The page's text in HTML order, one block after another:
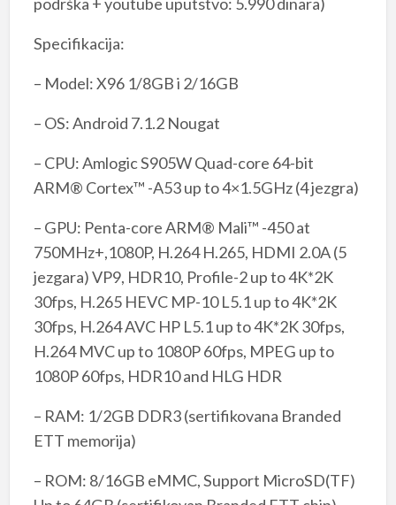
Specifikacija:
– Model: X96 1/8GB i 2/16GB
– OS: Android 7.1.2 Nougat
– CPU: Amlogic S905W Quad-core 64-bit
ARM® Cortex™ -A53 up to 4×1.5GHz (4 jezgra)
– GPU: Penta-core ARM® Mali™ -450 at
750MHz+,1080P, H.264 H.265, HDMI 2.0A (5
jezgara) VP9, HDR10, Profile-2 up to 4K*2K
30fps, H.265 HEVC MP-10 L5.1 up to 4K*2K
30fps, H.264 AVC HP L5.1 up to 4K*2K 30fps,
H.264 MVC up to 1080P 60fps, MPEG up to
1080P 60fps, HDR10 and HLG HDR
– RAM: 1/2GB DDR3 (sertifikovana Branded
ETT memorija)
– ROM: 8/16GB eMMC, Support MicroSD(TF)